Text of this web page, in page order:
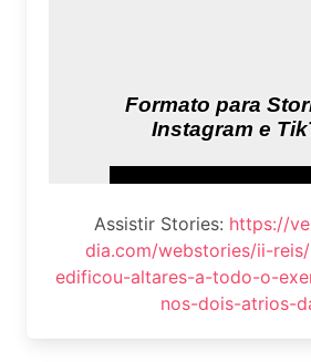
Assistir Stories: https://
dia.com/webstories/ii-
edificou-altares-a-todo-o-
nos-dois-atrios-